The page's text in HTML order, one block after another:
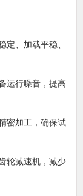
定、加载平稳、
运行噪音，提高
密加工，确保试
轮减速机，减少